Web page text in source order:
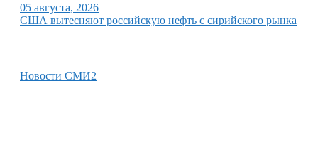
05 августа, 2026
США вытесняют российскую нефть с сирийского рынка
Новости СМИ2